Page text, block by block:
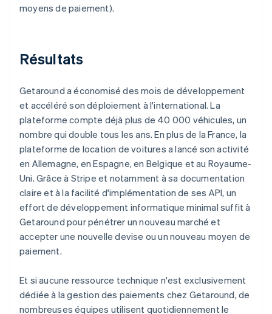
moyens de paiement).
Résultats
Getaround a économisé des mois de développement
et accéléré son déploiement à l'international. La
plateforme compte déjà plus de 40 000 véhicules, un
nombre qui double tous les ans. En plus de la France, la
plateforme de location de voitures a lancé son activité
en Allemagne, en Espagne, en Belgique et au Royaume-
Uni. Grâce à Stripe et notamment à sa documentation
claire et à la facilité d'implémentation de ses API, un
effort de développement informatique minimal suffit à
Getaround pour pénétrer un nouveau marché et
accepter une nouvelle devise ou un nouveau moyen de
paiement.
Et si aucune ressource technique n'est exclusivement
dédiée à la gestion des paiements chez Getaround, de
nombreuses équipes utilisent quotidiennement le